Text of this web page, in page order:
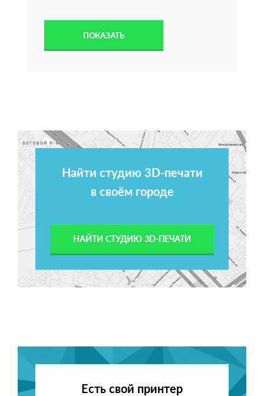
Найти студию 3D-печати
в своём городе
НАЙТИ СТУДИЮ 3D-ПЕЧАТИ
Есть свой принтер